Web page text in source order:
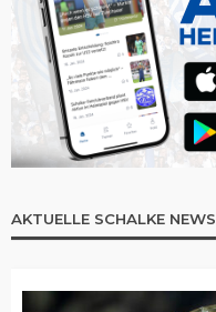
AKTUELLE SCHALKE NEWS